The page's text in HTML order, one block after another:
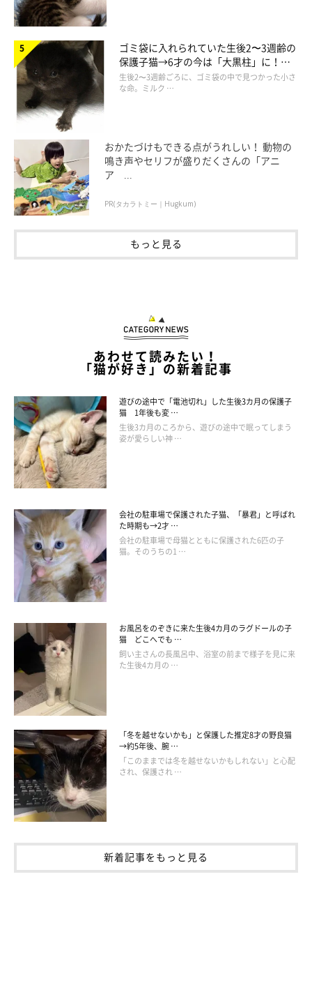
ゴミ袋に入れられていた生後2〜3週齢の
保護子猫→6才の今は「大黒柱」に！
美しい黒猫に成長した姿にグッとくる
生後2〜3週齢ごろに、ゴミ袋の中で見つかった小さ
な命。ミルク …
おかたづけもできる点がうれしい！ 動物の
鳴き声やセリフが盛りだくさんの「アニ
ア ...
PR(タカラトミー｜Hugkum)
もっと見る
あわせて読みたい！
「猫が好き」の新着記事
遊びの途中で「電池切れ」した生後3カ月の保護子
猫 1年後も変 …
生後3カ月のころから、遊びの途中で眠ってしまう
姿が愛らしい神 …
会社の駐車場で保護された子猫、「暴君」と呼ばれ
た時期も→2才 …
会社の駐車場で母猫とともに保護された6匹の子
猫。そのうちの1 …
お風呂をのぞきに来た生後4カ月のラグドールの子
猫 どこへでも …
飼い主さんの長風呂中、浴室の前まで様子を見に来
た生後4カ月の …
「冬を越せないかも」と保護した推定8才の野良猫
→約5年後、腕 …
「このままでは冬を越せないかもしれない」と心配
され、保護され …
新着記事をもっと見る